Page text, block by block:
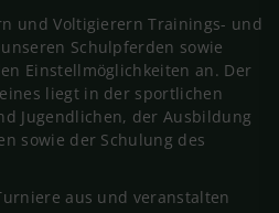
und Voltigierern Trainings- und
Schulpferden sowie
Einstellmöglichkeiten an. Der
liegt in der sportlichen
Jugendlichen, der Ausbildung
sowie der Schulung des
aus und veranstalten